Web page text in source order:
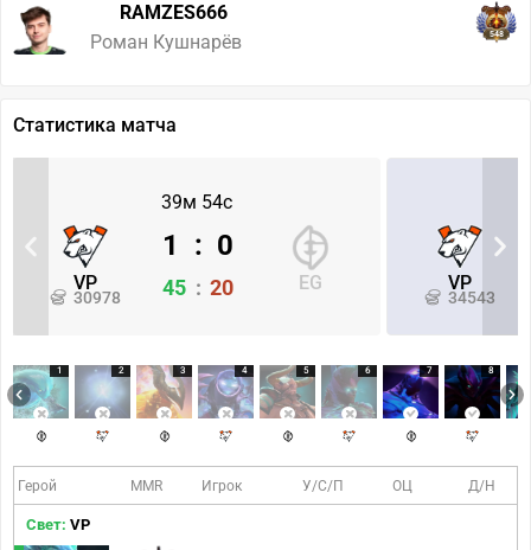
RAMZES666
Роман Кушнарёв
548
Статистика матча
39м 54с
VP
30978
EG
1 : 0
45 : 20 VP
34543
1 2 3 4 5 6 7 8
Герой MMR Игрок У/С/П ОЦ Д/Н
Свет: VP